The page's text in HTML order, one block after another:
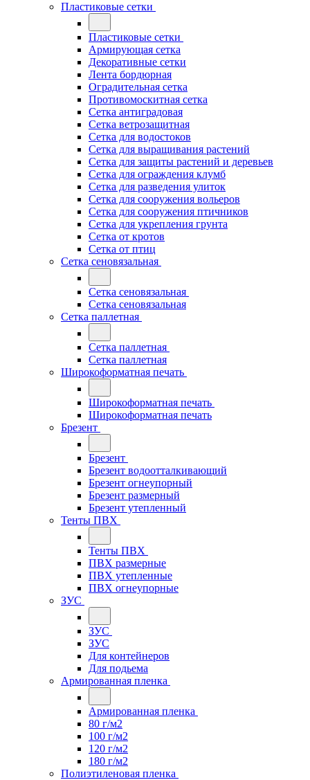
Пластиковые сетки
Пластиковые сетки
Армирующая сетка
Декоративные сетки
Лента бордюрная
Оградительная сетка
Противомоскитная сетка
Сетка антиградовая
Сетка ветрозащитная
Сетка для водостоков
Сетка для выращивания растений
Сетка для защиты растений и деревьев
Сетка для ограждения клумб
Сетка для разведения улиток
Сетка для сооружения вольеров
Сетка для сооружения птичников
Сетка для укрепления грунта
Сетка от кротов
Сетка от птиц
Сетка сеновязальная
Сетка сеновязальная
Сетка сеновязальная
Сетка паллетная
Сетка паллетная
Сетка паллетная
Широкоформатная печать
Широкоформатная печать
Широкоформатная печать
Брезент
Брезент
Брезент водоотталкивающий
Брезент огнеупорный
Брезент размерный
Брезент утепленный
Тенты ПВХ
Тенты ПВХ
ПВХ размерные
ПВХ утепленные
ПВХ огнеупорные
ЗУС
ЗУС
ЗУС
Для контейнеров
Для подьема
Армированная пленка
Армированная пленка
80 г/м2
100 г/м2
120 г/м2
180 г/м2
Полиэтиленовая пленка